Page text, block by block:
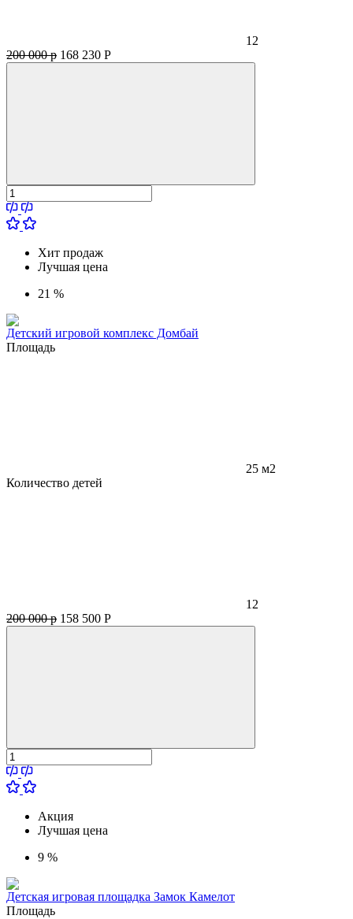
12
200 000 р 168 230 Р
Хит продаж
Лучшая цена
21 %
Детский игровой комплекс Домбай
Площадь
25 м2
Количество детей
12
200 000 р 158 500 Р
Акция
Лучшая цена
9 %
Детская игровая площадка Замок Камелот
Площадь